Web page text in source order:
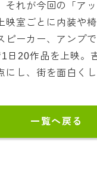
それが今回の「ア
映室ごとに内装や
ピーカー、アンプ
日20作品を上映。
にし、街を面白くし
一覧へ戻る